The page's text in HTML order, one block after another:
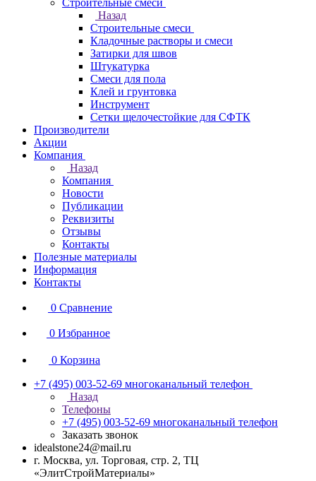
Строительные смеси
Назад
Строительные смеси
Кладочные растворы и смеси
Затирки для швов
Штукатурка
Смеси для пола
Клей и грунтовка
Инструмент
Сетки щелочестойкие для СФТК
Производители
Акции
Компания
Назад
Компания
Новости
Публикации
Реквизиты
Отзывы
Контакты
Полезные материалы
Информация
Контакты
0 Сравнение
0 Избранное
0 Корзина
+7 (495) 003-52-69 многоканальный телефон
Назад
Телефоны
+7 (495) 003-52-69 многоканальный телефон
Заказать звонок
idealstone24@mail.ru
г. Москва, ул. Торговая, стр. 2, ТЦ
«ЭлитСтройМатериалы»